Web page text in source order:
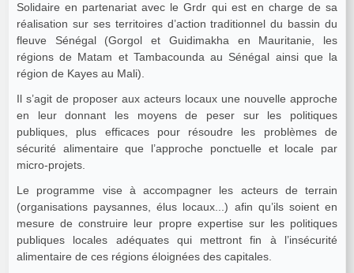
Solidaire en partenariat avec le Grdr qui est en charge de sa
réalisation sur ses territoires d’action traditionnel du bassin du
fleuve Sénégal (Gorgol et Guidimakha en Mauritanie, les
régions de Matam et Tambacounda au Sénégal ainsi que la
région de Kayes au Mali).
Il s’agit de proposer aux acteurs locaux une nouvelle approche
en leur donnant les moyens de peser sur les politiques
publiques, plus efficaces pour résoudre les problèmes de
sécurité alimentaire que l’approche ponctuelle et locale par
micro-projets.
Le programme vise à accompagner les acteurs de terrain
(organisations paysannes, élus locaux...) afin qu’ils soient en
mesure de construire leur propre expertise sur les politiques
publiques locales adéquates qui mettront fin à l’insécurité
alimentaire de ces régions éloignées des capitales.